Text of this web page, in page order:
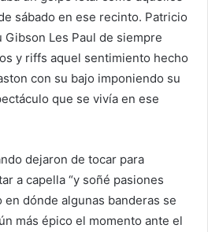
sábado en ese recinto. Patricio
Les Paul de siempre
y riffs aquel sentimiento hecho
con su bajo imponiendo su
que se vivía en ese
dejaron de tocar para
a capella “y soñé pasiones
en dónde algunas banderas se
más épico el momento ante el